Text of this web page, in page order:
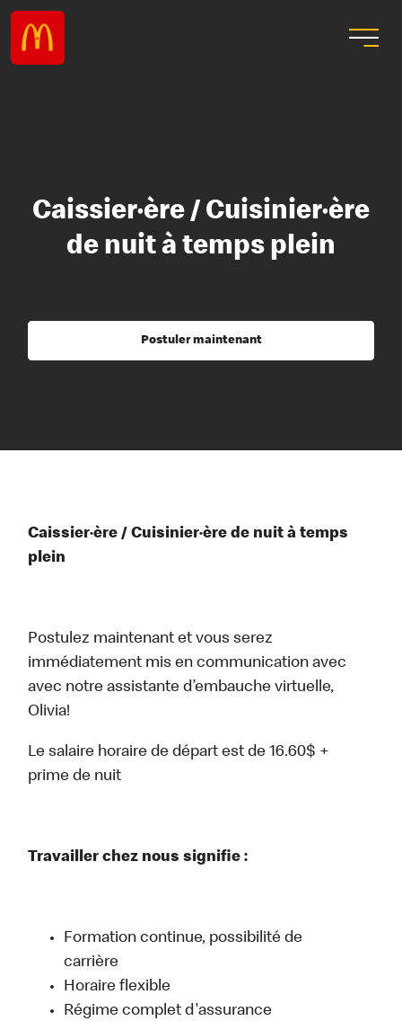
Caissier·ère / Cuisinier·ère
de nuit à temps plein
Postuler maintenant
Caissier·ère / Cuisinier·ère de nuit à temps
plein
Postulez maintenant et vous serez
immédiatement mis en communication avec
avec notre assistante d’embauche virtuelle,
Olivia!
Le salaire horaire de départ est de 16.60$ +
prime de nuit
Travailler chez nous signifie :
Formation continue, possibilité de
carrière
Horaire flexible
Régime complet d'assurance